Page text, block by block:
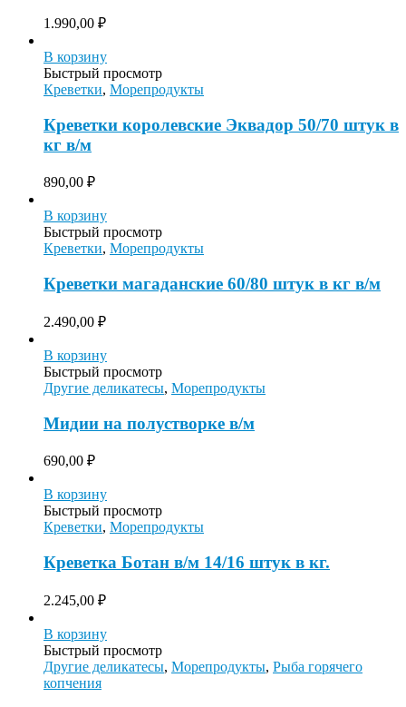
1.990,00 ₽
В корзину
Быстрый просмотр
Креветки, Морепродукты
Креветки королевские Эквадор 50/70 штук в
кг в/м
890,00 ₽
В корзину
Быстрый просмотр
Креветки, Морепродукты
Креветки магаданские 60/80 штук в кг в/м
2.490,00 ₽
В корзину
Быстрый просмотр
Другие деликатесы, Морепродукты
Мидии на полустворке в/м
690,00 ₽
В корзину
Быстрый просмотр
Креветки, Морепродукты
Креветка Ботан в/м 14/16 штук в кг.
2.245,00 ₽
В корзину
Быстрый просмотр
Другие деликатесы, Морепродукты, Рыба горячего
копчения